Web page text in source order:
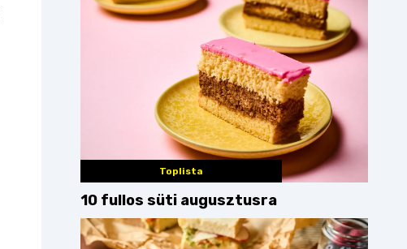
Toplista
10 fullos süti augusztusra